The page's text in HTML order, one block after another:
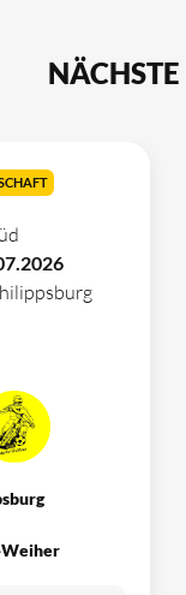
NÄCHSTE